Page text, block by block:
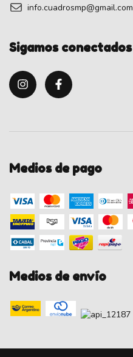
info.cuadrosmp@gmail.com
Sigamos conectados
Medios de pago
Medios de envío